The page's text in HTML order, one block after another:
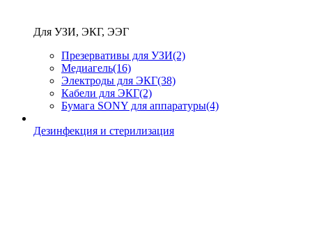
Для УЗИ, ЭКГ, ЭЭГ
Презервативы для УЗИ(2)
Медиагель(16)
Электроды для ЭКГ(38)
Кабели для ЭКГ(2)
Бумага SONY для аппаратуры(4)
Дезинфекция и стерилизация